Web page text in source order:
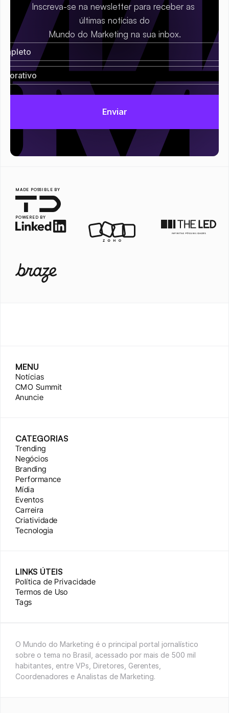
Inscreva-se na newsletter para receber as
últimas notícias do
Mundo do Marketing na sua inbox.
MADE POSSIBLE BY
POWERED BY
MENU
Notícias
CMO Summit
Anuncie
CATEGORIAS
Trending
Negócios
Branding
Performance
Mídia
Eventos
Carreira
Criatividade
Tecnologia
LINKS ÚTEIS
Política de Privacidade
Termos de Uso
Tags
O Mundo do Marketing é o principal portal jornalístico
sobre o tema no Brasil, acessado por mais de 500 mil
habitantes, entre VPs, Diretores, Gerentes,
Coordenadores e Analistas de Marketing.